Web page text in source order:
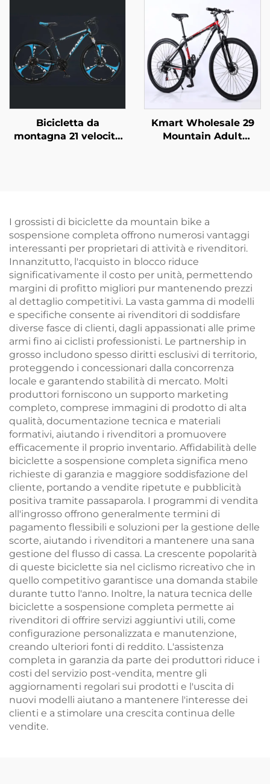
Acciaio e Pedali
Normali
Variabile con Pedali
Normali in Acciaio per
Ingrosso con Forcella
in Acciaio
Bicicletta da
montagna 21 velocità
disco, vendita
all'ingrosso
Kmart Wholesale 29
Mountain Adult
ordinario
I grossisti di biciclette da mountain bike a
sospensione completa offrono numerosi vantaggi
interessanti per proprietari di attività e rivenditori.
Innanzitutto, l'acquisto in blocco riduce
significativamente il costo per unità, permettendo
margini di profitto migliori pur mantenendo prezzi
al dettaglio competitivi. La vasta gamma di modelli
e specifiche consente ai rivenditori di soddisfare
diverse fasce di clienti, dagli appassionati alle prime
armi fino ai ciclisti professionisti. Le partnership in
grosso includono spesso diritti esclusivi di territorio,
proteggendo i concessionari dalla concorrenza
locale e garantendo stabilità di mercato. Molti
produttori forniscono un supporto marketing
completo, comprese immagini di prodotto di alta
qualità, documentazione tecnica e materiali
formativi, aiutando i rivenditori a promuovere
efficacemente il proprio inventario. Affidabilità delle
biciclette a sospensione completa significa meno
richieste di garanzia e maggiore soddisfazione del
cliente, portando a vendite ripetute e pubblicità
positiva tramite passaparola. I programmi di vendita
all'ingrosso offrono generalmente termini di
pagamento flessibili e soluzioni per la gestione delle
scorte, aiutando i rivenditori a mantenere una sana
gestione del flusso di cassa. La crescente popolarità
di queste biciclette sia nel ciclismo ricreativo che in
quello competitivo garantisce una domanda stabile
durante tutto l'anno. Inoltre, la natura tecnica delle
biciclette a sospensione completa permette ai
rivenditori di offrire servizi aggiuntivi utili, come
configurazione personalizzata e manutenzione,
creando ulteriori fonti di reddito. L'assistenza
completa in garanzia da parte dei produttori riduce i
costi del servizio post-vendita, mentre gli
aggiornamenti regolari sui prodotti e l'uscita di
nuovi modelli aiutano a mantenere l'interesse dei
clienti e a stimolare una crescita continua delle
vendite.